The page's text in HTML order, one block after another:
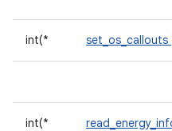
int(* set_os_callouts
int(*